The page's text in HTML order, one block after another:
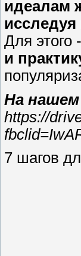
идеалам
Для этого -
и
На
https://
7 шагов